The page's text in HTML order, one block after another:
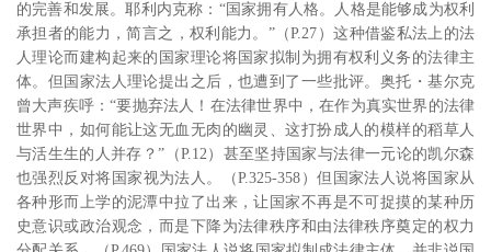
的完善和发展。耶利内克称：“国家拥有人格。人格是能够成为权利
承担者的能力，简言之，权利能力。”（P.27 ）这种借鉴私法上的法
人理论而建构起来的国家理论将国家拟制为拥有权利义务的法律主
体。但国家法人理论提出之后，也遭到了一些批评。奥托・基尔克
曾大声疾呼：“要抛弃法人！在法律世界中，在作为真实世界的法律
世界中，如何能让这无血无肉的幽灵、这打扮成人的模样的稻草人
与活生生的人并存？” （P.12）甚至坚持国家与法律一元论的凯尔森
也强烈反对将国家视为法人。
（P.325-358 ）但国家法人说将国家从
各种形而上学的泥潭中拉了出来，让国家不再是不可捉摸的某种历
史意识或政治观念，而是下降为法律秩序和由法律秩序奠定的权力